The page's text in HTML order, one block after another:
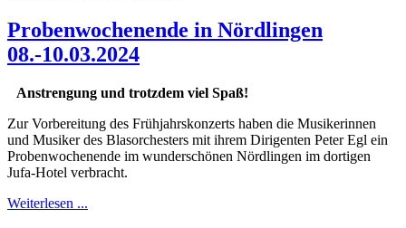
Probenwochenende in Nördlingen
08.-10.03.2024
Anstrengung und trotzdem viel Spaß!
Zur Vorbereitung des Frühjahrskonzerts haben die Musikerinnen
und Musiker des Blasorchesters mit ihrem Dirigenten Peter Egl ein
Probenwochenende im wunderschönen Nördlingen im dortigen
Jufa-Hotel verbracht.
Weiterlesen ...